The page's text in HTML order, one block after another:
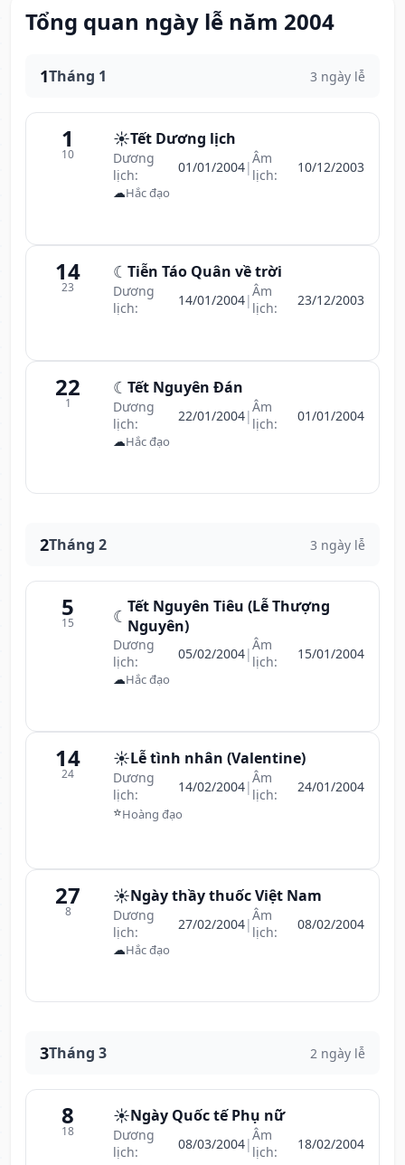
Tổng quan ngày lễ năm 2004
1Tháng 1 3 ngày lễ
1
10
☀️Tết Dương lịch
Dương
lịch:
01/01/2004|Âm
lịch:
10/12/2003
☁Hắc đạo
14
23
☾ Tiễn Táo Quân về trời
Dương
lịch:
14/01/2004|Âm
lịch:
23/12/2003
22
1
☾ Tết Nguyên Đán
Dương
lịch:
22/01/2004|Âm
lịch:
01/01/2004
☁Hắc đạo
2Tháng 2 3 ngày lễ
5
15 ☾ Tết Nguyên Tiêu (Lễ Thượng
Nguyên)
Dương
lịch:
05/02/2004|Âm
lịch:
15/01/2004
☁Hắc đạo
14
24
☀️Lễ tình nhân (Valentine)
Dương
lịch:
14/02/2004|Âm
lịch:
24/01/2004
⭐Hoàng đạo
27
8
☀️Ngày thầy thuốc Việt Nam
Dương
lịch:
27/02/2004|Âm
lịch:
08/02/2004
☁Hắc đạo
3Tháng 3 2 ngày lễ
8
18
☀️Ngày Quốc tế Phụ nữ
Dương
lịch:
08/03/2004|Âm
lịch:
18/02/2004